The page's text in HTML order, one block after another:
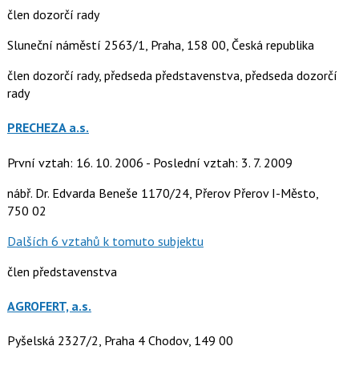
člen dozorčí rady
Sluneční náměstí 2563/1, Praha, 158 00, Česká republika
člen dozorčí rady, předseda představenstva, předseda dozorčí
rady
PRECHEZA a.s.
První vztah: 16. 10. 2006 - Poslední vztah: 3. 7. 2009
nábř. Dr. Edvarda Beneše 1170/24, Přerov Přerov I-Město,
750 02
Dalších 6 vztahů k tomuto subjektu
člen představenstva
AGROFERT, a.s.
Pyšelská 2327/2, Praha 4 Chodov, 149 00